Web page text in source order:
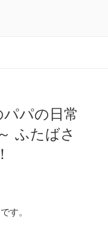
パの日常
ふたばさ
す。